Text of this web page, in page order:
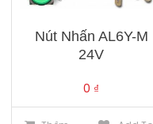
Nút Nhấn AL6Y-M
24V
0 ₫